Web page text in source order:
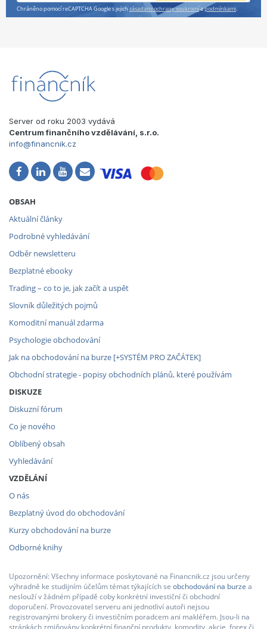
Chráněno pomocí reCAPTCHA Google s jejich zásadami ochrany soukromíapodmínkami.
Server od roku 2003 vydává
Centrum finančního vzdělávání, s.r.o.
info@financnik.cz
OBSAH
Aktuální články
Podrobné vyhledávání
Odběr newsletteru
Bezplatné ebooky
Trading – co to je, jak začít a uspět
Slovník důležitých pojmů
Komoditní manuál zdarma
Psychologie obchodování
Jak na obchodování na burze [+SYSTÉM PRO ZAČÁTEK]
Obchodní strategie - popisy obchodních plánů, které používám
DISKUZE
Diskuzní fórum
Co je nového
Oblíbený obsah
Vyhledávání
VZDĚLÁNÍ
O nás
Bezplatný úvod do obchodování
Kurzy obchodování na burze
Odborné knihy
Upozornění: Všechny informace poskytované na Financnik.cz jsou určeny
výhradně ke studijním účelům témat týkajících se obchodování na burze a
neslouží v žádném případě coby konkrétní investiční či obchodní
doporučení. Provozovatel serveru ani jednotliví autoři nejsou
registrovanými brokery či investičním poradcem ani makléřem. Jsou-li na